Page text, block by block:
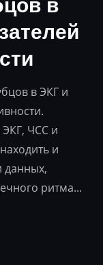
в
в ЭКГ и
ЭКГ, ЧСС и
и
данных,
ритма...